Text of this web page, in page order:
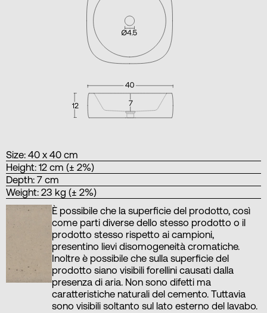
Size: 40 x 40 cm
Height: 12 cm (± 2%)
Depth: 7 cm
Weight: 23 kg (± 2%)
È possibile che la superficie del prodotto, così
come parti diverse dello stesso prodotto o il
prodotto stesso rispetto ai campioni,
presentino lievi disomogeneità cromatiche.
Inoltre è possibile che sulla superficie del
prodotto siano visibili forellini causati dalla
presenza di aria. Non sono difetti ma
caratteristiche naturali del cemento. Tuttavia
sono visibili soltanto sul lato esterno del lavabo.